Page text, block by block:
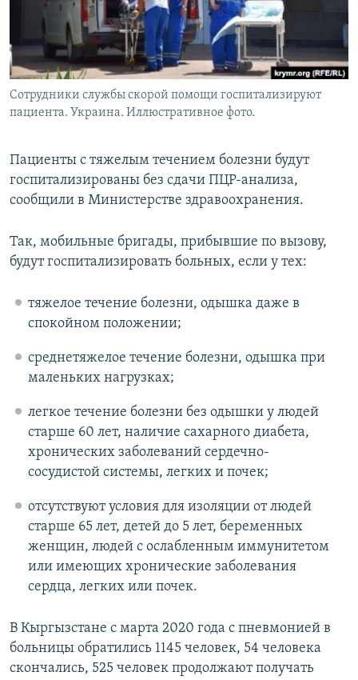
Сотрудники службы скорой помощи госпитализируют
пациента. Украина. Иллюстративное фото.
Пациенты с тяжелым течением болезни будут
госпитализированы без сдачи ПЦР-анализа,
сообщили в Министерстве здравоохранения.
Так, мобильные бригады, прибывшие по вызову,
будут госпитализировать больных, если у тех:
тяжелое течение болезни, одышка даже в
спокойном положении;
среднетяжелое течение болезни, одышка при
маленьких нагрузках;
легкое течение болезни без одышки у людей
старше 60 лет, наличие сахарного диабета,
хронических заболеваний сердечно-
сосудистой системы, легких и почек;
отсутствуют условия для изоляции от людей
старше 65 лет, детей до 5 лет, беременных
женщин, людей с ослабленным иммунитетом
или имеющих хронические заболевания
сердца, легких или почек.
В Кыргызстане с марта 2020 года с пневмонией в
больницы обратились 1145 человек, 54 человека
скончались, 525 человек продолжают получать